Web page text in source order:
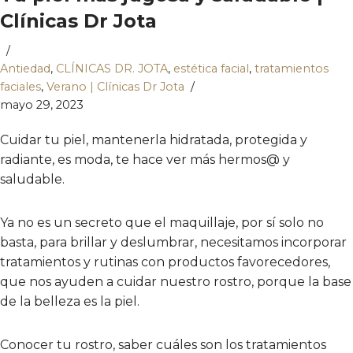
Clínicas Dr Jota
Antiedad, CLÍNICAS DR. JOTA, estética facial, tratamientos
faciales, Verano | Clínicas Dr Jota
mayo 29, 2023
Cuidar tu piel, mantenerla hidratada, protegida y
radiante, es moda, te hace ver más hermos@ y
saludable.
Ya no es un secreto que el maquillaje, por sí solo no
basta, para brillar y deslumbrar, necesitamos incorporar
tratamientos y rutinas con productos favorecedores,
que nos ayuden a cuidar nuestro rostro, porque la base
de la belleza es la piel.
Conocer tu rostro, saber cuáles son los tratamientos